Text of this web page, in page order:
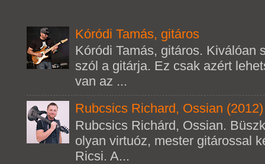
Kóródi Tamás, gitáros
Kóródi Tamás, gitáros. Kiválóan
szól a gitárja. Ez csak azért
van az ...
Rubcsics Richard, Ossian (2012)
Rubcsics Richárd, Ossian.
olyan virtuóz, mester gitárossal
Ricsi. A...